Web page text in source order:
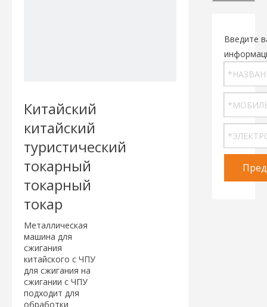
Китайский
китайский
туристический
токарный
токарный
токар
Металлическая
машина для
сжигания
китайского с ЧПУ
для сжигания на
сжигании с ЧПУ
подходит для
обработки
Введите